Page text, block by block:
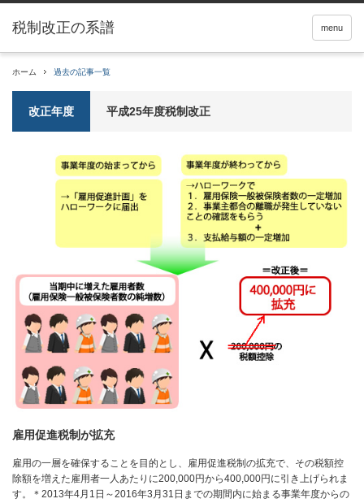
税制改正の系譜 menu
ホーム 過去の記事一覧
改正年度 平成25年度税制改正
雇用促進税制が拡充
雇用の一層を確保することを目的とし、雇用促進税制の拡充で、その税額控
除額を増えた雇用者一人あたりに200,000円から400,000円に引き上げられま
す。＊2013年4月1日～2016年3月31日までの期間内に始まる事業年度からの